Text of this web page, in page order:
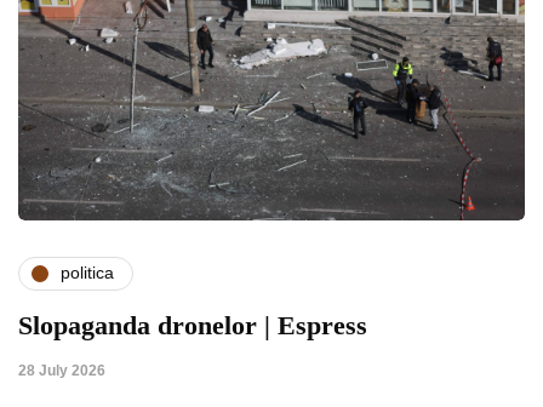
politica
Slopaganda dronelor | Espress
28 July 2026